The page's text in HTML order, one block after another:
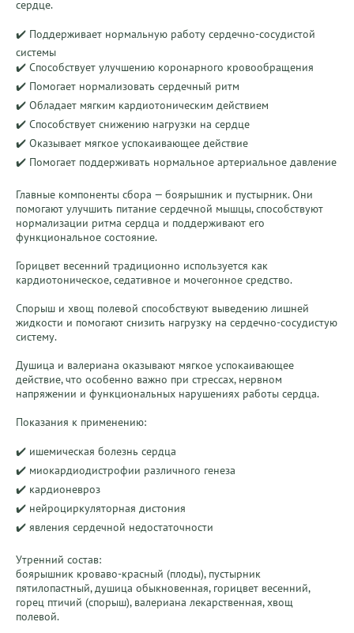
сердце.
✔️ Поддерживает нормальную работу сердечно-сосудистой
системы
✔️ Способствует улучшению коронарного кровообращения
✔️ Помогает нормализовать сердечный ритм
✔️ Обладает мягким кардиотоническим действием
✔️ Способствует снижению нагрузки на сердце
✔️ Оказывает мягкое успокаивающее действие
✔️ Помогает поддерживать нормальное артериальное давление
Главные компоненты сбора — боярышник и пустырник. Они
помогают улучшить питание сердечной мышцы, способствуют
нормализации ритма сердца и поддерживают его
функциональное состояние.
Горицвет весенний традиционно используется как
кардиотоническое, седативное и мочегонное средство.
Спорыш и хвощ полевой способствуют выведению лишней
жидкости и помогают снизить нагрузку на сердечно-сосудистую
систему.
Душица и валериана оказывают мягкое успокаивающее
действие, что особенно важно при стрессах, нервном
напряжении и функциональных нарушениях работы сердца.
Показания к применению:
✔️ ишемическая болезнь сердца
✔️ миокардиодистрофии различного генеза
✔️ кардионевроз
✔️ нейроциркуляторная дистония
✔️ явления сердечной недостаточности
Утренний состав:
боярышник кроваво-красный (плоды), пустырник
пятилопастный, душица обыкновенная, горицвет весенний,
горец птичий (спорыш), валериана лекарственная, хвощ
полевой.